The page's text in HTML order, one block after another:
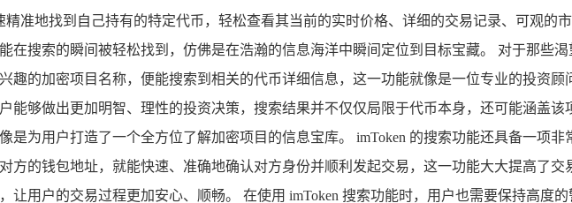
精准地找到自己持有的特定代币，轻松查看其当前的实时价格、详细的交易记录、可观的
在搜索的瞬间被轻松找到，仿佛是在浩瀚的信息海洋中瞬间定位到目标宝藏。 对于那些
趣的加密项目名称，便能搜索到相关的代币详细信息，这一功能就像是一位专业的投资
能够做出更加明智、理性的投资决策，搜索结果并不仅仅局限于代币本身，还可能涵盖
是为用户打造了一个全方位了解加密项目的信息宝库。 imToken 的搜索功能还具备一项
方的钱包地址，就能快速、准确地确认对方身份并顺利发起交易，这一功能大大提高了
让用户的交易过程更加安心、顺畅。 在使用 imToken 搜索功能时，用户也需要保持高度